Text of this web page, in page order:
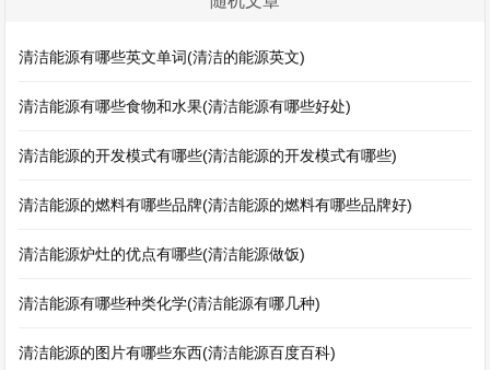
清洁能源有哪些英文单词(清洁的能源英文)
清洁能源有哪些食物和水果(清洁能源有哪些好处)
清洁能源的开发模式有哪些(清洁能源的开发模式有哪些)
清洁能源的燃料有哪些品牌(清洁能源的燃料有哪些品牌好)
清洁能源炉灶的优点有哪些(清洁能源做饭)
清洁能源有哪些种类化学(清洁能源有哪几种)
清洁能源的图片有哪些东西(清洁能源百度百科)